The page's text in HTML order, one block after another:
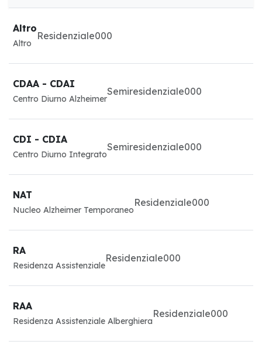
Altro
Altro
Residenziale000
CDAA - CDAI
Centro Diurno Alzheimer
Semiresidenziale000
CDI - CDIA
Centro Diurno Integrato
Semiresidenziale000
NAT
Nucleo Alzheimer Temporaneo
Residenziale000
RA
Residenza Assistenziale
Residenziale000
RAA
Residenza Assistenziale Alberghiera
Residenziale000